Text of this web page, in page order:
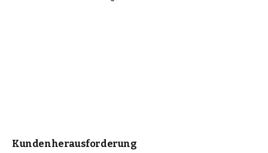
Kundenherausforderung